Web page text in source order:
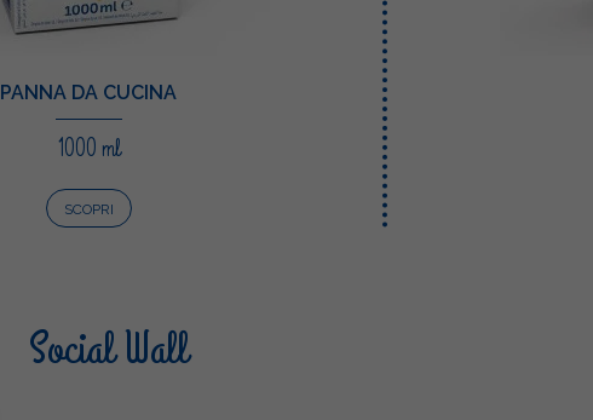
PANNA DA CUCINA
1000 ml
SCOPRI
Social Wall